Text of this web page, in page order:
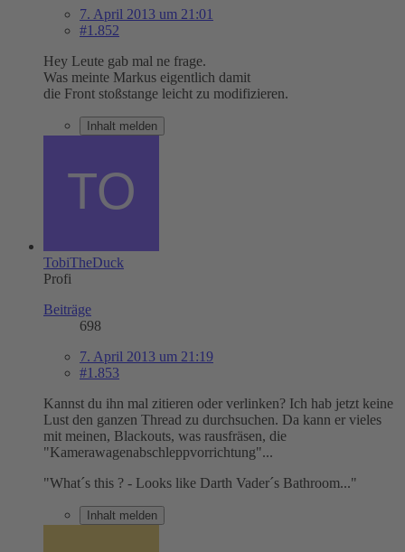
7. April 2013 um 21:01
#1.852
Hey Leute gab mal ne frage.
Was meinte Markus eigentlich damit
die Front stoßstange leicht zu modifizieren.
Inhalt melden
TobiTheDuck
Profi
Beiträge
698
7. April 2013 um 21:19
#1.853
Kannst du ihn mal zitieren oder verlinken? Ich hab jetzt keine
Lust den ganzen Thread zu durchsuchen. Da kann er vieles
mit meinen, Blackouts, was rausfräsen, die
"Kamerawagenabschleppvorrichtung"...
"What´s this ? - Looks like Darth Vader´s Bathroom..."
Inhalt melden